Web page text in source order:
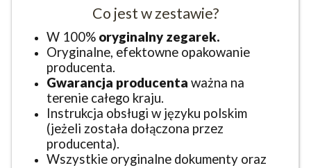
Co jest w zestawie?
W 100% oryginalny zegarek.
Oryginalne, efektowne opakowanie
producenta.
Gwarancja producenta ważna na
terenie całego kraju.
Instrukcja obsługi w języku polskim
(jeżeli została dołączona przez
producenta).
Wszystkie oryginalne dokumenty oraz